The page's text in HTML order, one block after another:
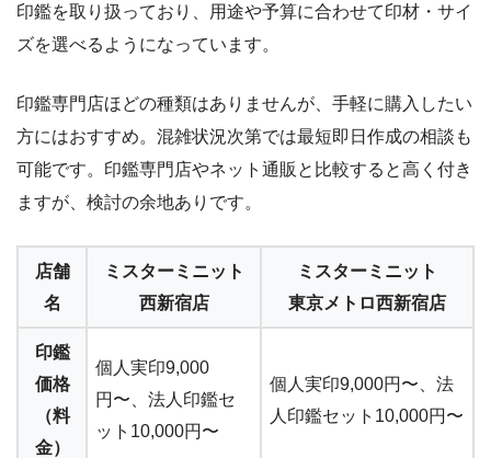
印鑑を取り扱っており、用途や予算に合わせて印材・サイ
ズを選べるようになっています。
印鑑専門店ほどの種類はありませんが、手軽に購入したい
方にはおすすめ。混雑状況次第では最短即日作成の相談も
可能です。印鑑専門店やネット通販と比較すると高く付き
ますが、検討の余地ありです。
店舗
名
ミスターミニット
西新宿店
ミスターミニット
東京メトロ西新宿店
印鑑
価格
（料
金）
個人実印9,000
円〜、法人印鑑セ
ット10,000円〜
個人実印9,000円〜、法
人印鑑セット10,000円〜